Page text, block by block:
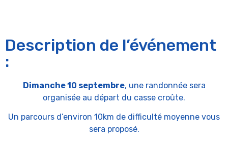
Description de l’événement
:
Dimanche 10 septembre, une randonnée sera
organisée au départ du casse croûte.
Un parcours d’environ 10km de difficulté moyenne vous
sera proposé.